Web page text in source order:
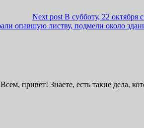
Next post В субботу, 22 октября
опавшую листву, подмели около
привет! Знаете, есть такие дела,